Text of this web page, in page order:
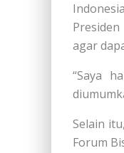
agar
“Saya
Selain
Forum